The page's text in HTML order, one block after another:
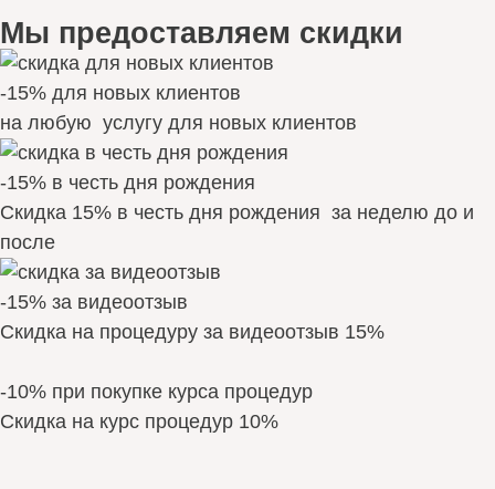
Мы предоставляем скидки
-15% для новых клиентов
на любую услугу для новых клиентов
-15% в честь дня рождения
Скидка 15% в честь дня рождения за неделю до и
после
-15% за видеоотзыв
Скидка на процедуру за видеоотзыв 15%
-10% при покупке курса процедур
Скидка на курс процедур 10%